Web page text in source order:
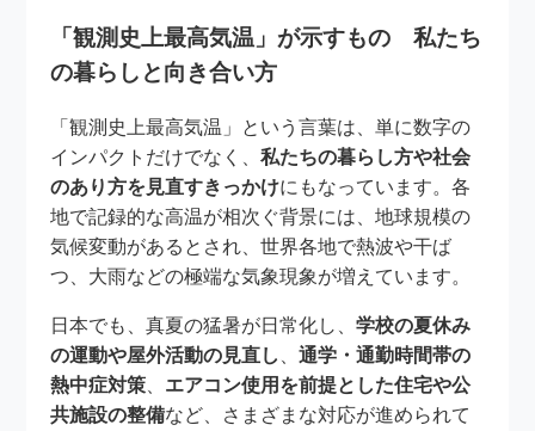
「観測史上最高気温」が示すもの 私たち
の暮らしと向き合い方
「観測史上最高気温」という言葉は、単に数字の
インパクトだけでなく、私たちの暮らし方や社会
のあり方を見直すきっかけにもなっています。各
地で記録的な高温が相次ぐ背景には、地球規模の
気候変動があるとされ、世界各地で熱波や干ば
つ、大雨などの極端な気象現象が増えています。
日本でも、真夏の猛暑が日常化し、学校の夏休み
の運動や屋外活動の見直し
、通学・通勤時間帯の
熱中症対策
エアコン使用を前提とした住宅や公
共施設の整備など、さまざまな対応が進められて